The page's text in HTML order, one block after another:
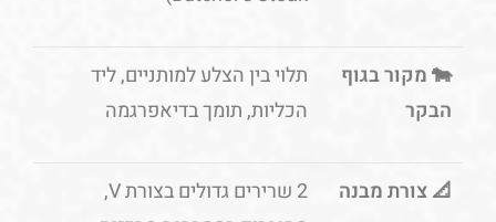
🐄 מקור בגוף
הבקר
תלוי בין הצלע למותניים, ליד
הכליות, תומך בדיאפרגמה
📐 צורת מבנה
2 שרירים גדולים בצורת V,